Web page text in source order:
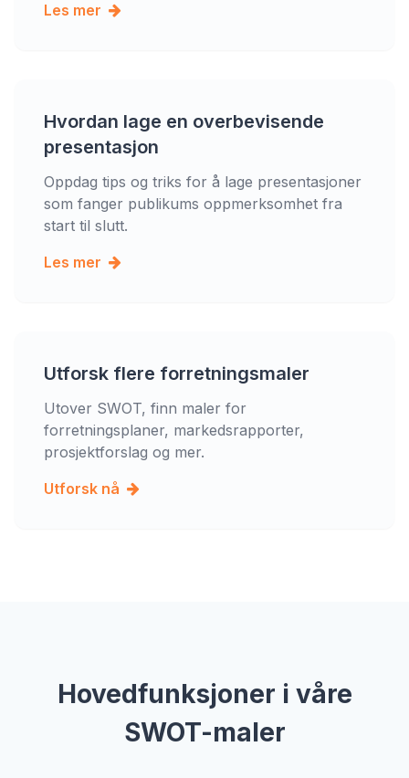
Les mer
Hvordan lage en overbevisende
presentasjon
Oppdag tips og triks for å lage presentasjoner
som fanger publikums oppmerksomhet fra
start til slutt.
Les mer
Utforsk flere forretningsmaler
Utover SWOT, finn maler for
forretningsplaner, markedsrapporter,
prosjektforslag og mer.
Utforsk nå
Hovedfunksjoner i våre
SWOT-maler